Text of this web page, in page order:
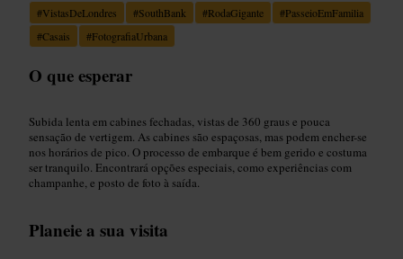
#VistasDeLondres #SouthBank #RodaGigante #PasseioEmFamilia
#Casais #FotografiaUrbana
O que esperar
Subida lenta em cabines fechadas, vistas de 360 graus e pouca
sensação de vertigem. As cabines são espaçosas, mas podem encher-se
nos horários de pico. O processo de embarque é bem gerido e costuma
ser tranquilo. Encontrará opções especiais, como experiências com
champanhe, e posto de foto à saída.
Planeie a sua visita